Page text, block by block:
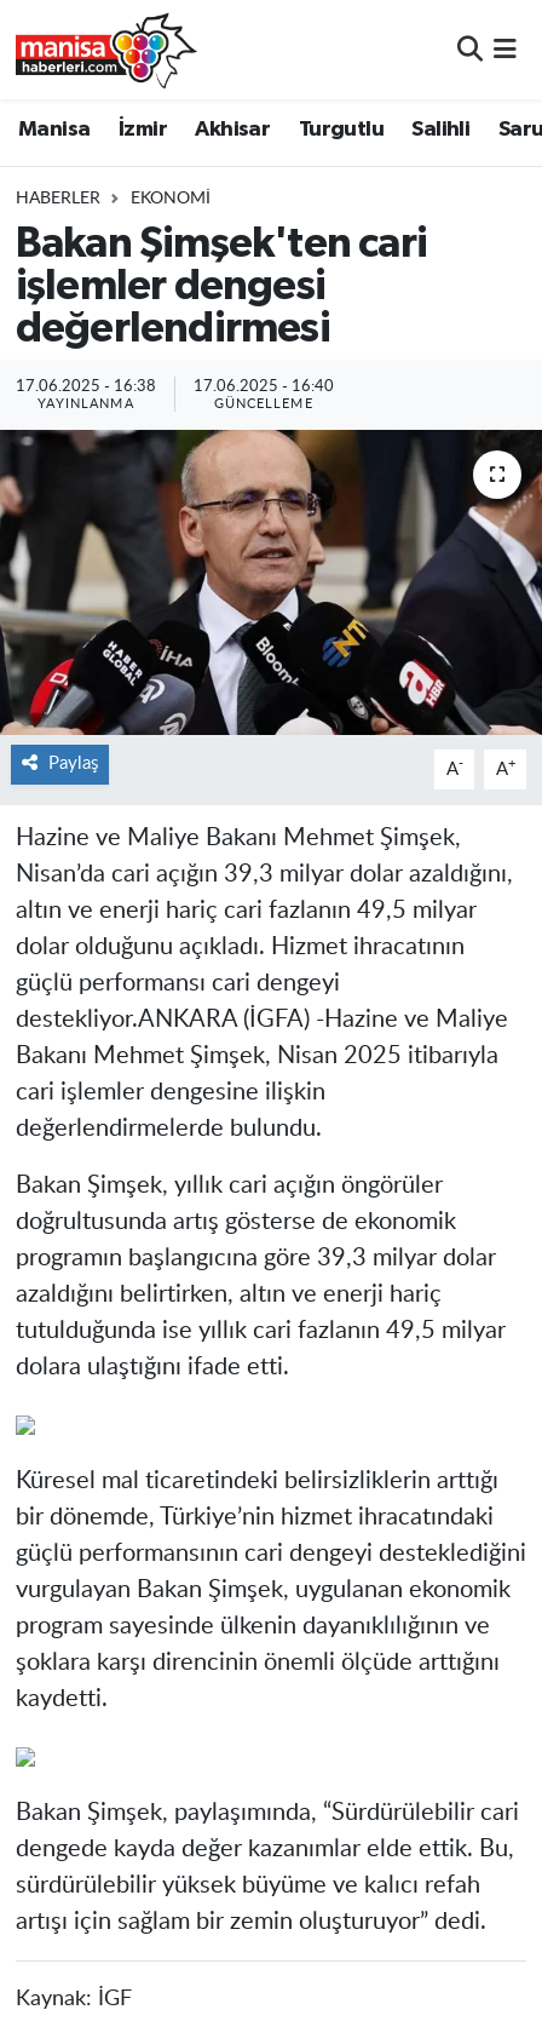
Manisa İzmir Akhisar Turgutlu Salihli
HABERLER EKONOMI
Bakan Şimşek'ten cari
işlemler dengesi
değerlendirmesi
17.06.2025 - 16:38
YAYINLANMA
17.06.2025 - 16:40
GÜNCELLEME
Paylaş A- A+
Hazine ve Maliye Bakanı Mehmet Şimşek,
Nisan’da cari açığın 39,3 milyar dolar azaldığını,
altın ve enerji hariç cari fazlanın 49,5 milyar
dolar olduğunu açıkladı. Hizmet ihracatının
güçlü performansı cari dengeyi
destekliyor.ANKARA (İGFA) -Hazine ve Maliye
Bakanı Mehmet Şimşek, Nisan 2025 itibarıyla
cari işlemler dengesine ilişkin
değerlendirmelerde bulundu.
Bakan Şimşek, yıllık cari açığın öngörüler
doğrultusunda artış gösterse de ekonomik
programın başlangıcına göre 39,3 milyar dolar
azaldığını belirtirken, altın ve enerji hariç
tutulduğunda ise yıllık cari fazlanın 49,5 milyar
dolara ulaştığını ifade etti.
Küresel mal ticaretindeki belirsizliklerin arttığı
bir dönemde, Türkiye’nin hizmet ihracatındaki
güçlü performansının cari dengeyi desteklediğini
vurgulayan Bakan Şimşek, uygulanan ekonomik
program sayesinde ülkenin dayanıklılığının ve
şoklara karşı direncinin önemli ölçüde arttığını
kaydetti.
Bakan Şimşek, paylaşımında, “Sürdürülebilir cari
dengede kayda değer kazanımlar elde ettik. Bu,
sürdürülebilir yüksek büyüme ve kalıcı refah
artışı için sağlam bir zemin oluşturuyor” dedi.
Kaynak: İGF
Turgutlu
Salihli
Saruhanlı
Resmi İlanlar
Manisa Nöbetçi Eczaneler
Manisa Trafik Yoğunluk Haritası
Süper Lig Puan Durumu ve Fikstür
Tüm Manşetler
Son Dakika Haberleri
Haber Arşivi